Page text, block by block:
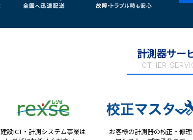
計測器サー
OTHER
建設ICT・計測システム事業は
お客様の計測器の校正・修